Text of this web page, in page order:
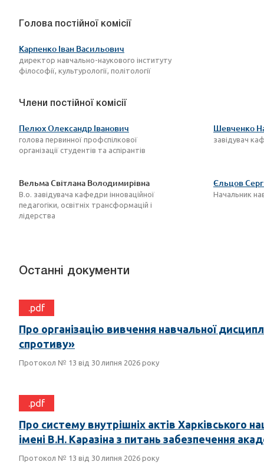
Голова постійної комісії
Карпенко Іван Васильович
директор навчально-наукового інституту
філософії, культурології, політології
Члени постійної комісії
Пелюх Олександр Іванович
голова первинної профспілкової
організації студентів та аспірантів
Шевченко
завідувач
Вельма Світлана Володимирівна
В.о. завідувача кафедри інноваційної
педагогіки, освітніх трансформацій і
лідерства
Єльцов
Начальник
Останні документи
.pdf
Про організацію вивчення навчальної
спротиву»
Протокол № 13 від 30 липня 2026 року
.pdf
Про систему внутрішніх актів Харківського
імені В.Н. Каразіна з питань забезпечення
Протокол № 13 від 30 липня 2026 року